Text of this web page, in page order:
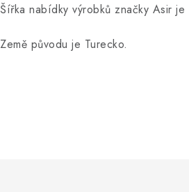
Šířka nabídky výrobků značky Asir
Země původu je Turecko.